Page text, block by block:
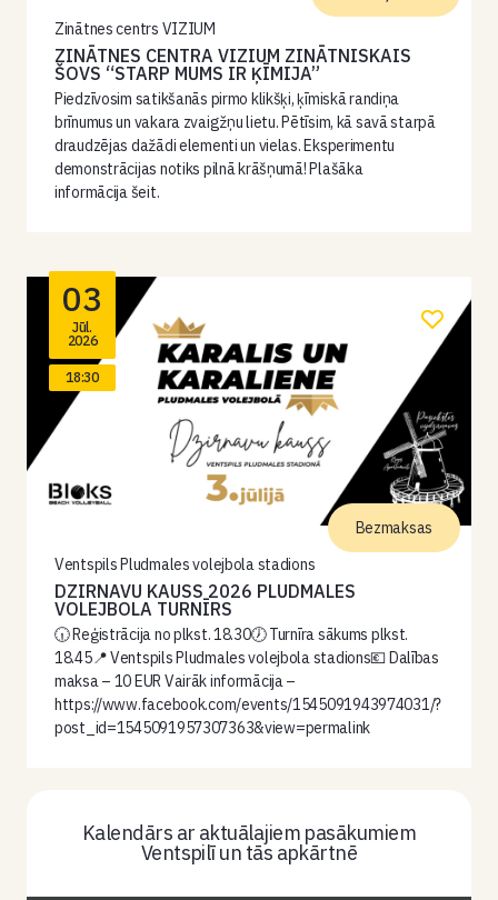
Zinātnes centrs VIZIUM
ZINĀTNES CENTRA VIZIUM ZINĀTNISKAIS
ŠOVS “STARP MUMS IR ĶĪMIJA”
Piedzīvosim satikšanās pirmo klikšķi, ķīmiskā randiņa
brīnumus un vakara zvaigžņu lietu. Pētīsim, kā savā starpā
draudzējas dažādi elementi un vielas. Eksperimentu
demonstrācijas notiks pilnā krāšņumā! Plašāka
informācija šeit.
03
Jūl.
2026
18:30
Ventspils Pludmales volejbola stadions
DZIRNAVU KAUSS 2026 PLUDMALES
VOLEJBOLA TURNĪRS
🕡 Reģistrācija no plkst. 18.30🕖 Turnīra sākums plkst.
18.45📍 Ventspils Pludmales volejbola stadions💶 Dalības
maksa – 10 EUR Vairāk informācija –
https://www.facebook.com/events/1545091943974031/?
post_id=1545091957307363&view=permalink
Bezmaksas
Kalendārs ar aktuālajiem pasākumiem
Ventspilī un tās apkārtnē